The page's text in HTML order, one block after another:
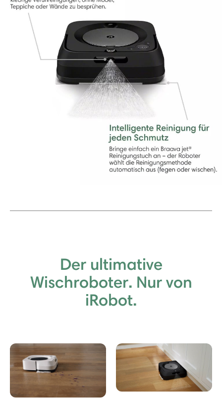
Der ultimative
Wischroboter. Nur von
iRobot.